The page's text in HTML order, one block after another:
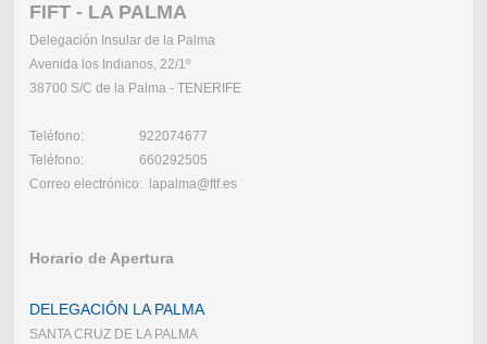
FIFT - LA PALMA
Delegación Insular de la Palma
Avenida los Indianos, 22/1º
38700 S/C de la Palma - TENERIFE
Teléfono: 922074677
Teléfono: 660292505
Correo electrónico: lapalma@ftf.es
Horario de Apertura
DELEGACIÓN LA PALMA
SANTA CRUZ DE LA PALMA